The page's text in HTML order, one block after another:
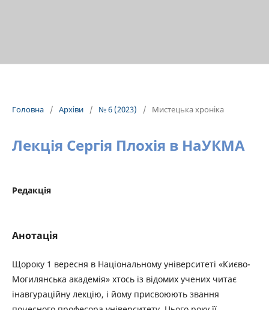
Головна / Архіви / № 6 (2023) / Мистецька хроніка
Лекція Сергія Плохія в НаУКМА
Редакція
Анотація
Щороку 1 вересня в Національному університеті «Києво-
Могилянська академія» хтось із відомих учених читає
інавгураційну лекцію, і йому присвоюють звання